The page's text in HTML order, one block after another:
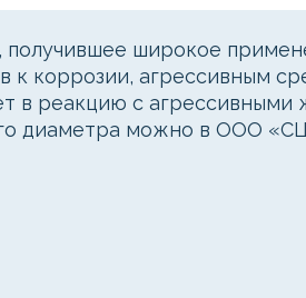
широкое
коррозии, агрессивным
в реакцию с
диаметра можно в ООО